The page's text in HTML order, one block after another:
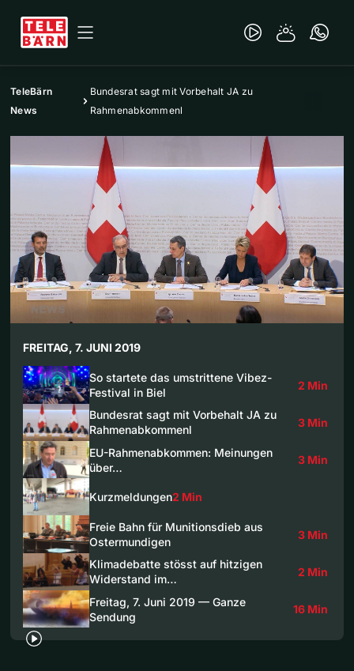
TeleBärn
News
Bundesrat sagt mit Vorbehalt JA zu
Rahmenabkommenl
FREITAG, 7. JUNI 2019
So startete das umstrittene Vibez-
Festival in Biel
2 Min
Bundesrat sagt mit Vorbehalt JA zu
Rahmenabkommenl
3 Min
EU-Rahmenabkommen: Meinungen
über…
3 Min
Kurzmeldungen2 Min
Freie Bahn für Munitionsdieb aus
Ostermundigen
3 Min
Klimadebatte stösst auf hitzigen
Widerstand im…
2 Min
Freitag, 7. Juni 2019 — Ganze
Sendung
16 Min